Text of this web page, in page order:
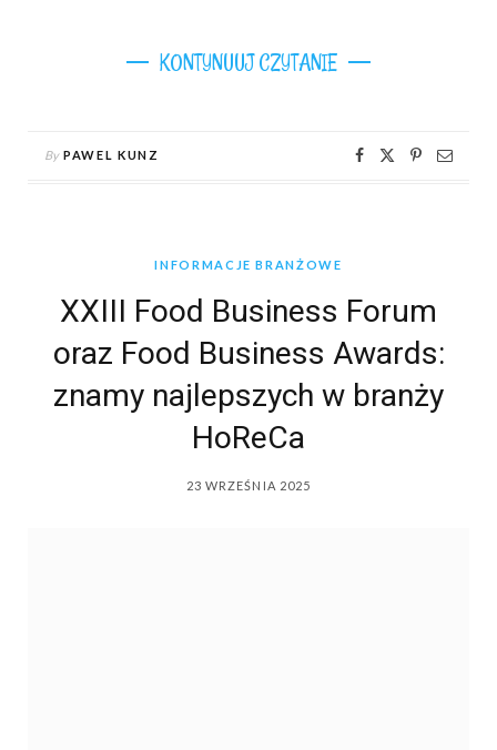
KONTYNUUJ CZYTANIE
By PAWEL KUNZ
INFORMACJE BRANŻOWE
XXIII Food Business Forum
oraz Food Business Awards:
znamy najlepszych w branży
HoReCa
23 WRZEŚNIA 2025